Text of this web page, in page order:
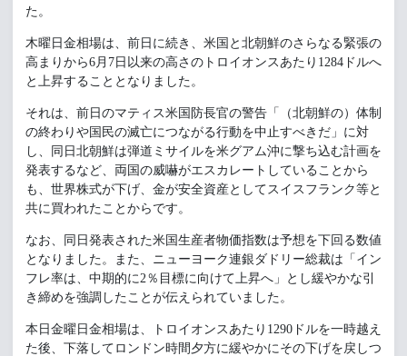
た。
木曜日金相場は、前日に続き、米国と北朝鮮のさらなる緊張の
高まりから6月7日以来の高さのトロイオンスあたり1284ドルへ
と上昇することとなりました。
それは、前日のマティス米国防長官の警告「（北朝鮮の）体制
の終わりや国民の滅亡につながる行動を中止すべきだ」に対
し、同日北朝鮮は弾道ミサイルを米グアム沖に撃ち込む計画を
発表するなど、両国の威嚇がエスカレートしていることから
も、世界株式が下げ、金が安全資産としてスイスフランク等と
共に買われたことからです。
なお、同日発表された米国生産者物価指数は予想を下回る数値
となりました。また、ニューヨーク連銀ダドリー総裁は「イン
フレ率は、中期的に2％目標に向けて上昇へ」とし緩やかな引
き締めを強調したことが伝えられていました。
本日金曜日金相場は、トロイオンスあたり1290ドルを一時越え
た後、下落してロンドン時間夕方に緩やかにその下げを戻しつ